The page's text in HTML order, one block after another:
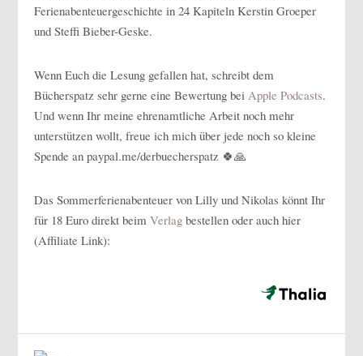
Ferienabenteuergeschichte in 24 Kapiteln Kerstin Groeper
und Steffi Bieber-Geske.
Wenn Euch die Lesung gefallen hat, schreibt dem
Bücherspatz sehr gerne eine Bewertung beiApple Podcasts.
Und wenn Ihr meine ehrenamtliche Arbeit noch mehr
unterstützen wollt, freue ich mich über jede noch so kleine
Spende an paypal.me/derbuecherspatz 🍀🙏
Das Sommerferienabenteuer von Lilly und Nikolas könnt Ihr
für 18 Euro direkt beimVerlag bestellen oder auch hier
(Affiliate Link):